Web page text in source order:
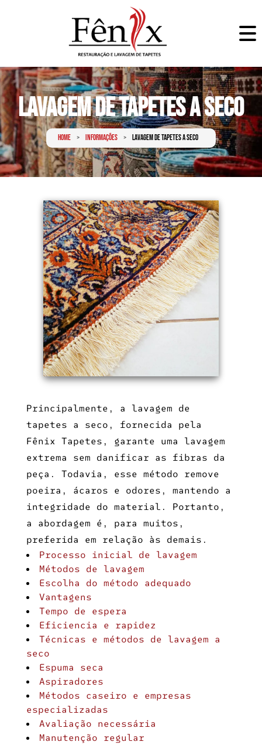
Lavagem de Tapetes a Seco
Home Informações Lavagem de tapetes a seco
Principalmente, a lavagem de
tapetes a seco , fornecida pela
Fênix Tapetes, garante uma lavagem
extrema sem danificar as fibras da
peça. Todavia, esse método remove
poeira, ácaros e odores, mantendo a
integridade do material. Portanto,
a abordagem é, para muitos,
preferida em relação às demais.
Processo inicial de lavagem
Métodos de lavagem
Escolha do método adequado
Vantagens
Tempo de espera
Eficiencia e rapidez
Técnicas e métodos de lavagem a
seco
Espuma seca
Aspiradores
Métodos caseiro e empresas
especializadas
Avaliação necessária
Manutenção regular